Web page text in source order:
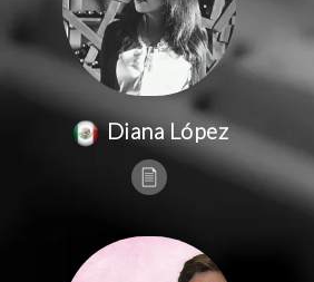
Diana López